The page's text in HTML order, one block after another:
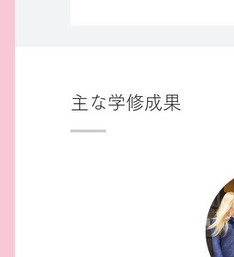
主な学修成果